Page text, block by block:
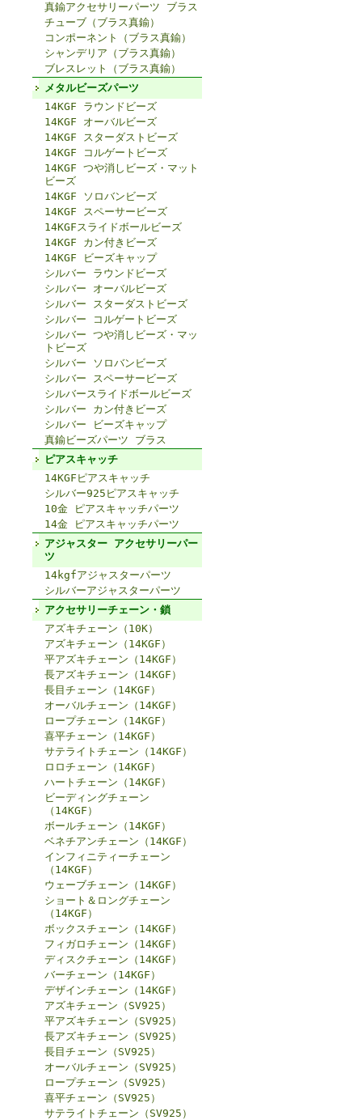
真鍮アクセサリーパーツ ブラス
チューブ（ブラス真鍮）
コンポーネント（ブラス真鍮）
シャンデリア（ブラス真鍮）
ブレスレット（ブラス真鍮）
メタルビーズパーツ
14KGF ラウンドビーズ
14KGF オーバルビーズ
14KGF スターダストビーズ
14KGF コルゲートビーズ
14KGF つや消しビーズ・マット
ビーズ
14KGF ソロバンビーズ
14KGF スペーサービーズ
14KGFスライドボールビーズ
14KGF カン付きビーズ
14KGF ビーズキャップ
シルバー ラウンドビーズ
シルバー オーバルビーズ
シルバー スターダストビーズ
シルバー コルゲートビーズ
シルバー つや消しビーズ・マッ
トビーズ
シルバー ソロバンビーズ
シルバー スペーサービーズ
シルバースライドボールビーズ
シルバー カン付きビーズ
シルバー ビーズキャップ
真鍮ビーズパーツ ブラス
ピアスキャッチ
14KGFピアスキャッチ
シルバー925ピアスキャッチ
10金 ピアスキャッチパーツ
14金 ピアスキャッチパーツ
アジャスター アクセサリーパー
ツ
14kgfアジャスターパーツ
シルバーアジャスターパーツ
アクセサリーチェーン・鎖
アズキチェーン（10K）
アズキチェーン（14KGF）
平アズキチェーン（14KGF）
長アズキチェーン（14KGF）
長目チェーン（14KGF）
オーバルチェーン（14KGF）
ロープチェーン（14KGF）
喜平チェーン（14KGF）
サテライトチェーン（14KGF）
ロロチェーン（14KGF）
ハートチェーン（14KGF）
ビーディングチェーン
（14KGF）
ボールチェーン（14KGF）
ベネチアンチェーン（14KGF）
インフィニティーチェーン
（14KGF）
ウェーブチェーン（14KGF）
ショート＆ロングチェーン
（14KGF）
ボックスチェーン（14KGF）
フィガロチェーン（14KGF）
ディスクチェーン（14KGF）
バーチェーン（14KGF）
デザインチェーン（14KGF）
アズキチェーン（SV925）
平アズキチェーン（SV925）
長アズキチェーン（SV925）
長目チェーン（SV925）
オーバルチェーン（SV925）
ロープチェーン（SV925）
喜平チェーン（SV925）
サテライトチェーン（SV925）